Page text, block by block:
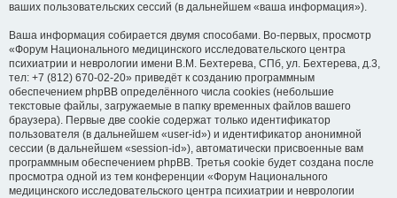
ваших пользовательских сессий (в дальнейшем «ваша информация»).
Ваша информация собирается двумя способами. Во-первых, просмотр
«Форум Национального медицинского исследовательского центра
психиатрии и неврологии имени В.М. Бехтерева, СПб, ул. Бехтерева, д.3,
тел: +7 (812) 670-02-20» приведёт к созданию программным
обеспечением phpBB определённого числа cookies (небольшие
текстовые файлы, загружаемые в папку временных файлов вашего
браузера). Первые две cookie содержат только идентификатор
пользователя (в дальнейшем «user-id») и идентификатор анонимной
сессии (в дальнейшем «session-id»), автоматически присвоенные вам
программным обеспечением phpBB. Третья cookie будет создана после
просмотра одной из тем конференции «Форум Национального
медицинского исследовательского центра психиатрии и неврологии